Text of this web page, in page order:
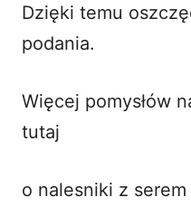
Dzięki temu
podania.
Więcej pomysłów
tutaj
o nalesniki z serem